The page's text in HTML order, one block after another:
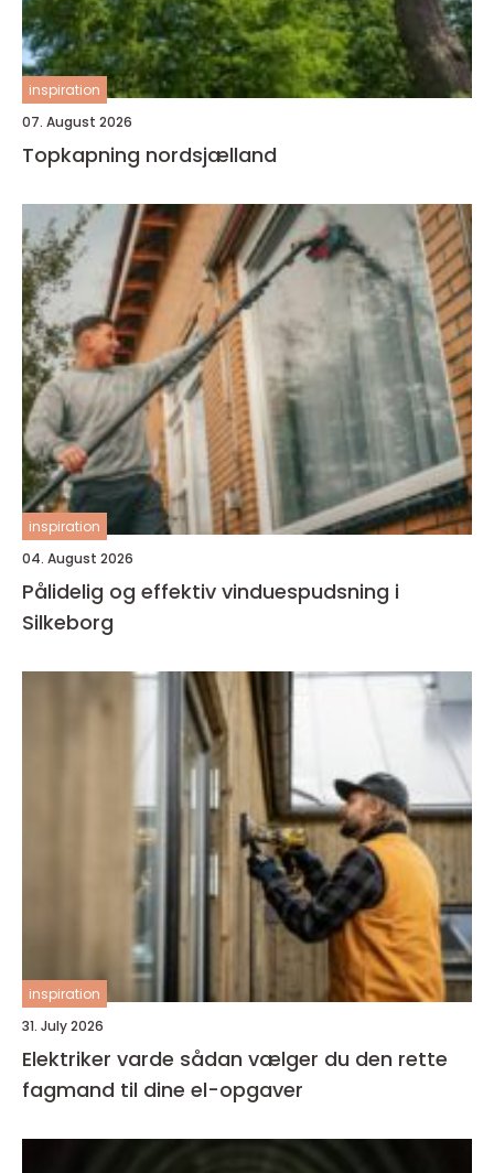
inspiration
07. August 2026
Topkapning nordsjælland
inspiration
04. August 2026
Pålidelig og effektiv vinduespudsning i
Silkeborg
inspiration
31. July 2026
Elektriker varde sådan vælger du den rette
fagmand til dine el-opgaver